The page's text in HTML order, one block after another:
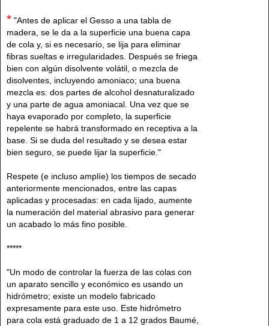
* "Antes de aplicar el Gesso a una tabla de
madera, se le da a la superficie una buena capa
de cola y, si es necesario, se lija para eliminar
fibras sueltas e irregularidades. Después se friega
bien con algún disolvente volátil, o mezcla de
disolventes, incluyendo amoniaco; una buena
mezcla es: dos partes de alcohol desnaturalizado
y una parte de agua amoniacal. Una vez que se
haya evaporado por completo, la superficie
repelente se habrá transformado en receptiva a la
base. Si se duda del resultado y se desea estar
bien seguro, se puede lijar la superficie."
Respete (e incluso amplíe) los tiempos de secado
anteriormente mencionados, entre las capas
aplicadas y procesadas: en cada lijado, aumente
la numeración del material abrasivo para generar
un acabado lo más fino posible.
*****
"Un modo de controlar la fuerza de las colas con
un aparato sencillo y económico es usando un
hidrómetro; existe un modelo fabricado
expresamente para este uso. Este hidrómetro
para cola está graduado de 1 a 12 grados Baumé,